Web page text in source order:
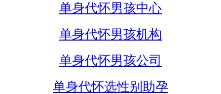
单身代怀男孩中心
单身代怀男孩机构
单身代怀男孩公司
单身代怀选性别助孕